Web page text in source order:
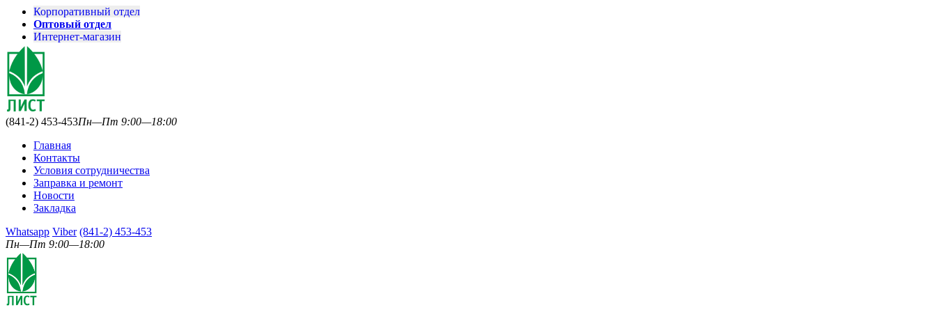
Корпоративный отдел
Оптовый отдел
Интернет-магазин
(841-2) 453-453Пн—Пт 9:00—18:00
Главная
Контакты
Условия сотрудничества
Заправка и ремонт
Новости
Закладка
Whatsapp Viber (841-2) 453-453
Пн—Пт 9:00—18:00